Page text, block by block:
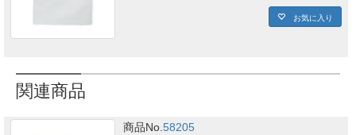
お気に入り
関連商品
商品No.58205